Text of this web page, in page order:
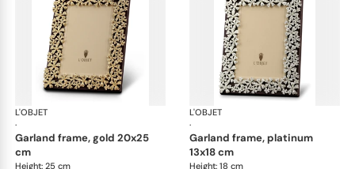
L'OBJET
·
Picture Frames
garland frame, gold 20x25
cm
Height: 25 cm
L'OBJET
·
garland frame, platinum
13x18 cm
Height: 18 cm